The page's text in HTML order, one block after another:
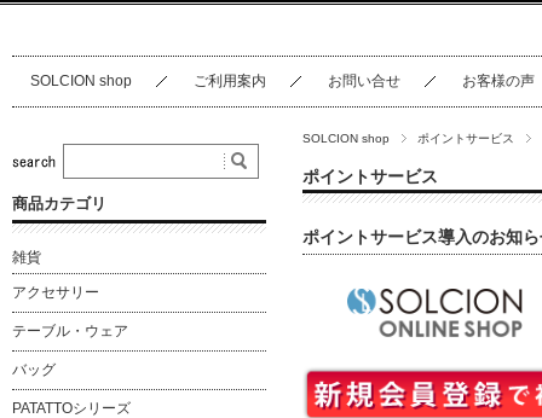
SOLCION shop ご利用案内 お問い合せ お客様の声
SOLCION shop ポイントサービス
ポイントサービス
ポイントサービス導入のお知
商品カテゴリ
雑貨
アクセサリー
テーブル・ウェア
バッグ
PATATTOシリーズ